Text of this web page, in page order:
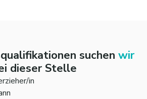
betriebliches
kostenlose Getränke u.v.m.) in
suchen wir
dieser Stelle
in